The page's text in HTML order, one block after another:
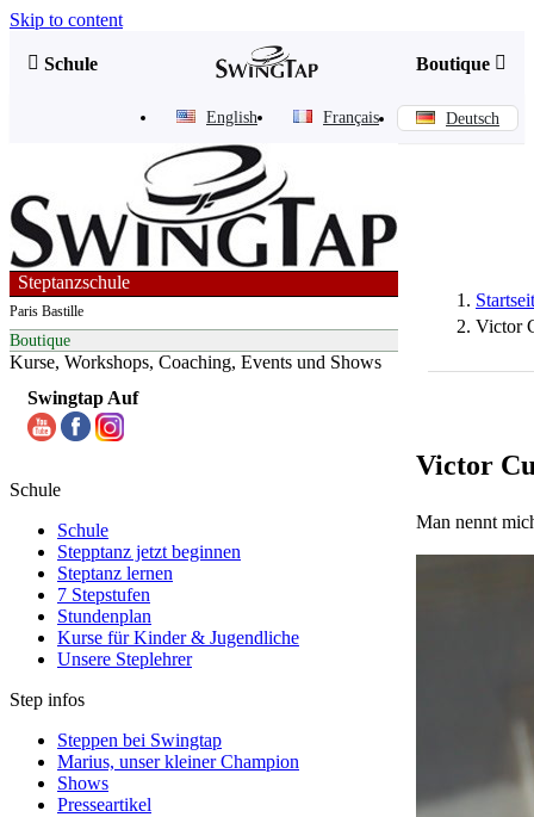
Skip to content
 Schule Boutique 
English Français Deutsch
Steptanzschule
Paris Bastille
Boutique
Kurse, Workshops, Coaching, Events und Shows
Swingtap Auf
Schule
Schule
Stepptanz jetzt beginnen
Steptanz lernen
7 Stepstufen
Stundenplan
Kurse für Kinder & Jugendliche
Unsere Steplehrer
Step infos
Steppen bei Swingtap
Marius, unser kleiner Champion
Shows
Presseartikel
Victor
Victor
Man nennt